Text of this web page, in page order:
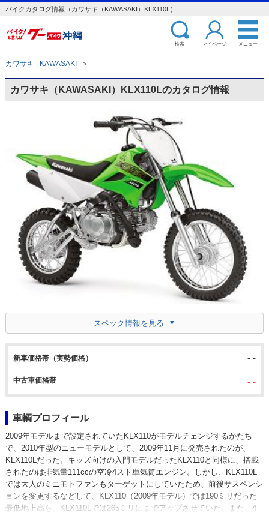
バイクカタログ情報（カワサキ（KAWASAKI）KLX110L）
検索 マイページ メニュー
カワサキ | KAWASAKI ＞
カワサキ（KAWASAKI）KLX110Lのカタログ情報
スペック情報を見る
新車価格帯（実勢価格） - -
中古車価格帯 - -
車輌プロフィール
2009年モデルまで設定されていたKLX110がモデルチェンジするかたち
で、2010年型のニューモデルとして、2009年11月に発売されたのが、
KLX110Lだった。キッズ向けの入門モデルだったKLX110と同様に、搭載
されたのは排気量111ccの空冷4スト単気筒エンジン。しかし、KLX110L
では大人のミニモトファンもターゲットにしていたため、前後サスペンシ
ョンを変更するなどして、KLX110（2009年モデル）では190ミリだった
最低地上高を、KLX110Lでは265ミリにまでアップさせていた。また、4